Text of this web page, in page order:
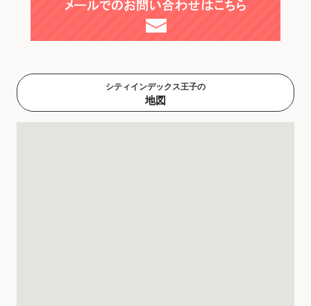
シティインデックス王子の
地図